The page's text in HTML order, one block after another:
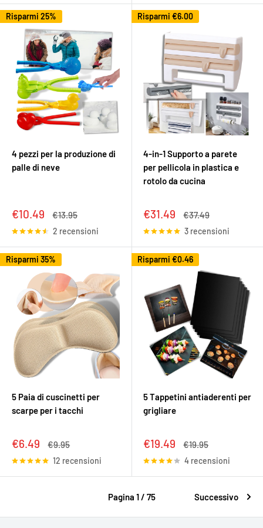
Risparmi 25%
4 pezzi per la produzione di
palle di neve
Prezzo
scontato
€10.49 Prezzo
€13.95
2 recensioni
Risparmi €6.00
4-in-1 Supporto a parete
per pellicola in plastica e
rotolo da cucina
Prezzo
scontato
€31.49 Prezzo
€37.49
3 recensioni
Risparmi 35%
5 Paia di cuscinetti per
scarpe per i tacchi
Prezzo
scontato
€6.49 Prezzo
€9.95
12 recensioni
Risparmi €0.46
5 Tappetini antiaderenti per
grigliare
Prezzo
scontato
€19.49 Prezzo
€19.95
4 recensioni
Pagina 1 / 75 Successivo